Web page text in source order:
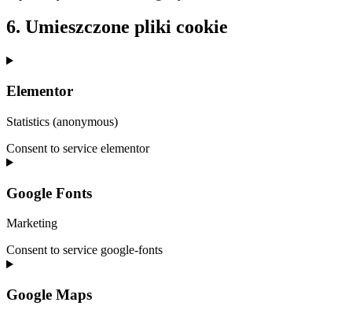
6. Umieszczone pliki cookie
Elementor
Statistics (anonymous)
Consent to service elementor
Google Fonts
Marketing
Consent to service google-fonts
Google Maps